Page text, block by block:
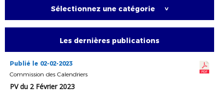
Sélectionnez une catégorie >
Les dernières publications
Publié le 02-02-2023
Commission des Calendriers
PV du 2 Février 2023